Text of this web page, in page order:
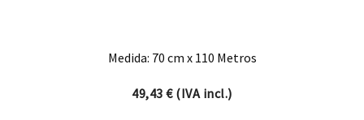
Medida: 70 cm x 110 Metros
49,43€(IVA incl.)